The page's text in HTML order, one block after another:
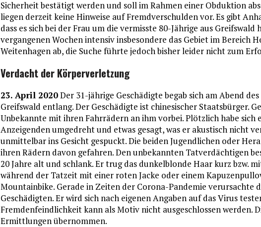
Sicherheit bestätigt werden und soll im Rahmen einer Obduktion
liegen derzeit keine Hinweise auf Fremdverschulden vor. Es gibt
dass es sich bei der Frau um die vermisste 80-Jährige aus
vergangenen Wochen intensiv insbesondere das Gebiet im Bereich
Weitenhagen ab, die Suche führte jedoch bisher leider nicht zum
Verdacht der Körperverletzung
23. April 2020Der 31-jährige Geschädigte begab sich am Abend
Greifswald entlang. Der Geschädigte ist chinesischer Staatsbürger.
Unbekannte mit ihren Fahrrädern an ihm vorbei. Plötzlich habe sich
Anzeigenden umgedreht und etwas gesagt, was er akustisch nicht
unmittelbar ins Gesicht gespuckt. Die beiden Jugendlichen oder
ihren Rädern davon gefahren. Den unbekannten Tatverdächtigen
20 Jahre alt und schlank. Er trug das dunkelblonde Haar kurz bzw.
während der Tatzeit mit einer roten Jacke oder einem
Mountainbike. Gerade in Zeiten der Corona-Pandemie verursachte
Geschädigten. Er wird sich nach eigenen Angaben auf das Virus
Fremdenfeindlichkeit kann als Motiv nicht ausgeschlossen werden.
Ermittlungen übernommen.